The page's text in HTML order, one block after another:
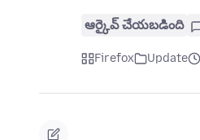
ఆర్కైవ్ చేయబడింది
Firefox Update